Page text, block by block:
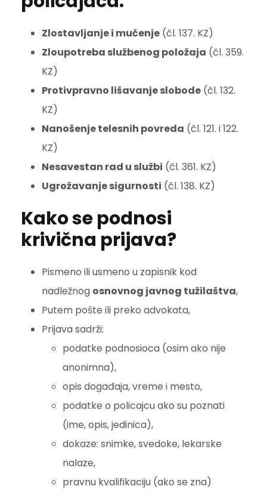
Zlostavljanje i mučenje (čl. 137. KZ)
Zloupotreba službenog položaja (čl. 359.
KZ)
Protivpravno lišavanje slobode (čl. 132.
KZ)
Nanošenje telesnih povreda (čl. 121. i 122.
KZ)
Nesavestan rad u službi (čl. 361. KZ)
Ugrožavanje sigurnosti (čl. 138. KZ)
Kako se podnosi
krivična prijava?
Pismeno ili usmeno u zapisnik kod
nadležnog osnovnog javnog tužilaštva,
Putem pošte ili preko advokata,
Prijava sadrži:
podatke podnosioca (osim ako nije
anonimna),
opis događaja, vreme i mesto,
podatke o policajcu ako su poznati
(ime, opis, jedinica),
dokaze: snimke, svedoke, lekarske
nalaze,
pravnu kvalifikaciju (ako se zna)